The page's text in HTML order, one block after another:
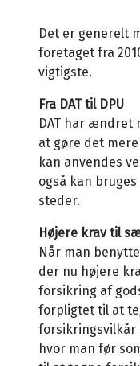
Det er generelt
foretaget fra
vigtigste.
Fra DAT til DPU
DAT har ændret
at gøre det
kan anvendes
også kan
steder.
Højere krav til
Når man
der nu højere
forsikring af
forpligtet til at
forsikringsvilkår
hvor man før